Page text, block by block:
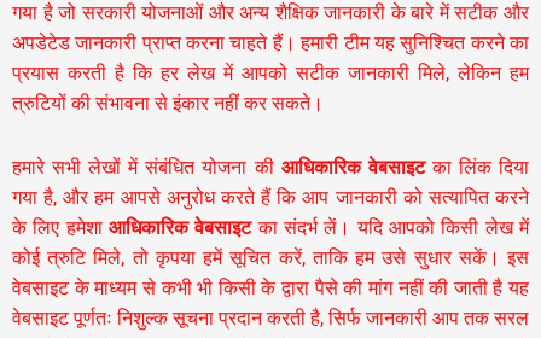
गया है जो सरकारी योजनाओं और अन्य शैक्षिक जानकारी के बारे में सटीक और
अपडेटेड जानकारी प्राप्त करना चाहते हैं। हमारी टीम यह सुनिश्चित करने का
प्रयास करती है कि हर लेख में आपको सटीक जानकारी मिले, लेकिन हम
त्रुटियों की संभावना से इंकार नहीं कर सकते।
हमारे सभी लेखों में संबंधित योजना की आधिकारिक वेबसाइटका लिंक दिया
गया है, और हम आपसे अनुरोध करते हैं कि आप जानकारी को सत्यापित करने
के लिए हमेशा आधिकारिक वेबसाइटका संदर्भ लें। यदि आपको किसी लेख में
कोई त्रुटि मिले, तो कृपया हमें सूचित करें, ताकि हम उसे सुधार सकें। इस
वेबसाइट के माध्यम से कभी भी किसी के द्वारा पैसे की मांग नहीं की जाती है यह
वेबसाइट पूर्णतः निशुल्क सूचना प्रदान करती है,सिर्फ जानकारी आप तक सरल